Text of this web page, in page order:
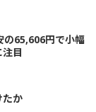
の65,606円で小幅
目
たか